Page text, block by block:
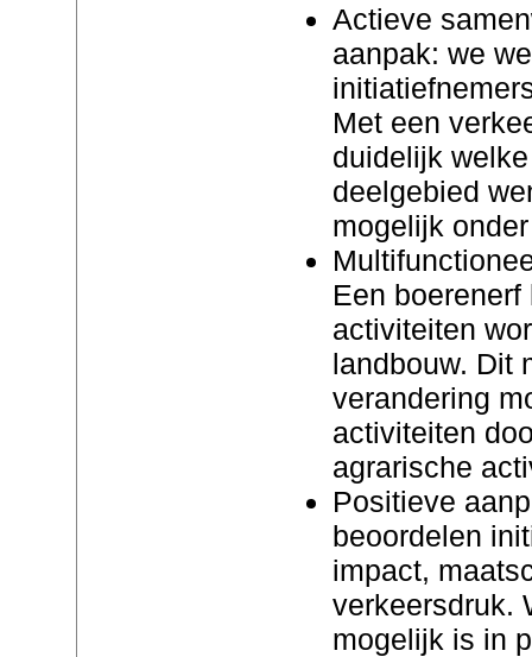
Actieve
aanpak: we
Met een
duidelijk
deelgebied
mogelijk
Een
activiteiten
landbouw. Dit
verandering
activiteiten
agrarische
Positieve
beoordelen
impact,
verkeersdruk.
mogelijk is in